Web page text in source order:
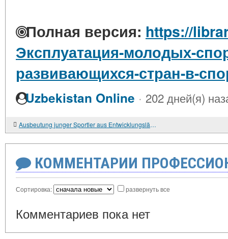
Полная версия: https://
Эксплуатация-молодых-
развивающихся-стран-в-
Uzbekistan Online · 202 дней(я)
Ausbeutung junger Sportler aus Entwicklungsländern im Sport
КОММЕНТАРИИ
Сортировка: развернуть все
Комментариев пока нет